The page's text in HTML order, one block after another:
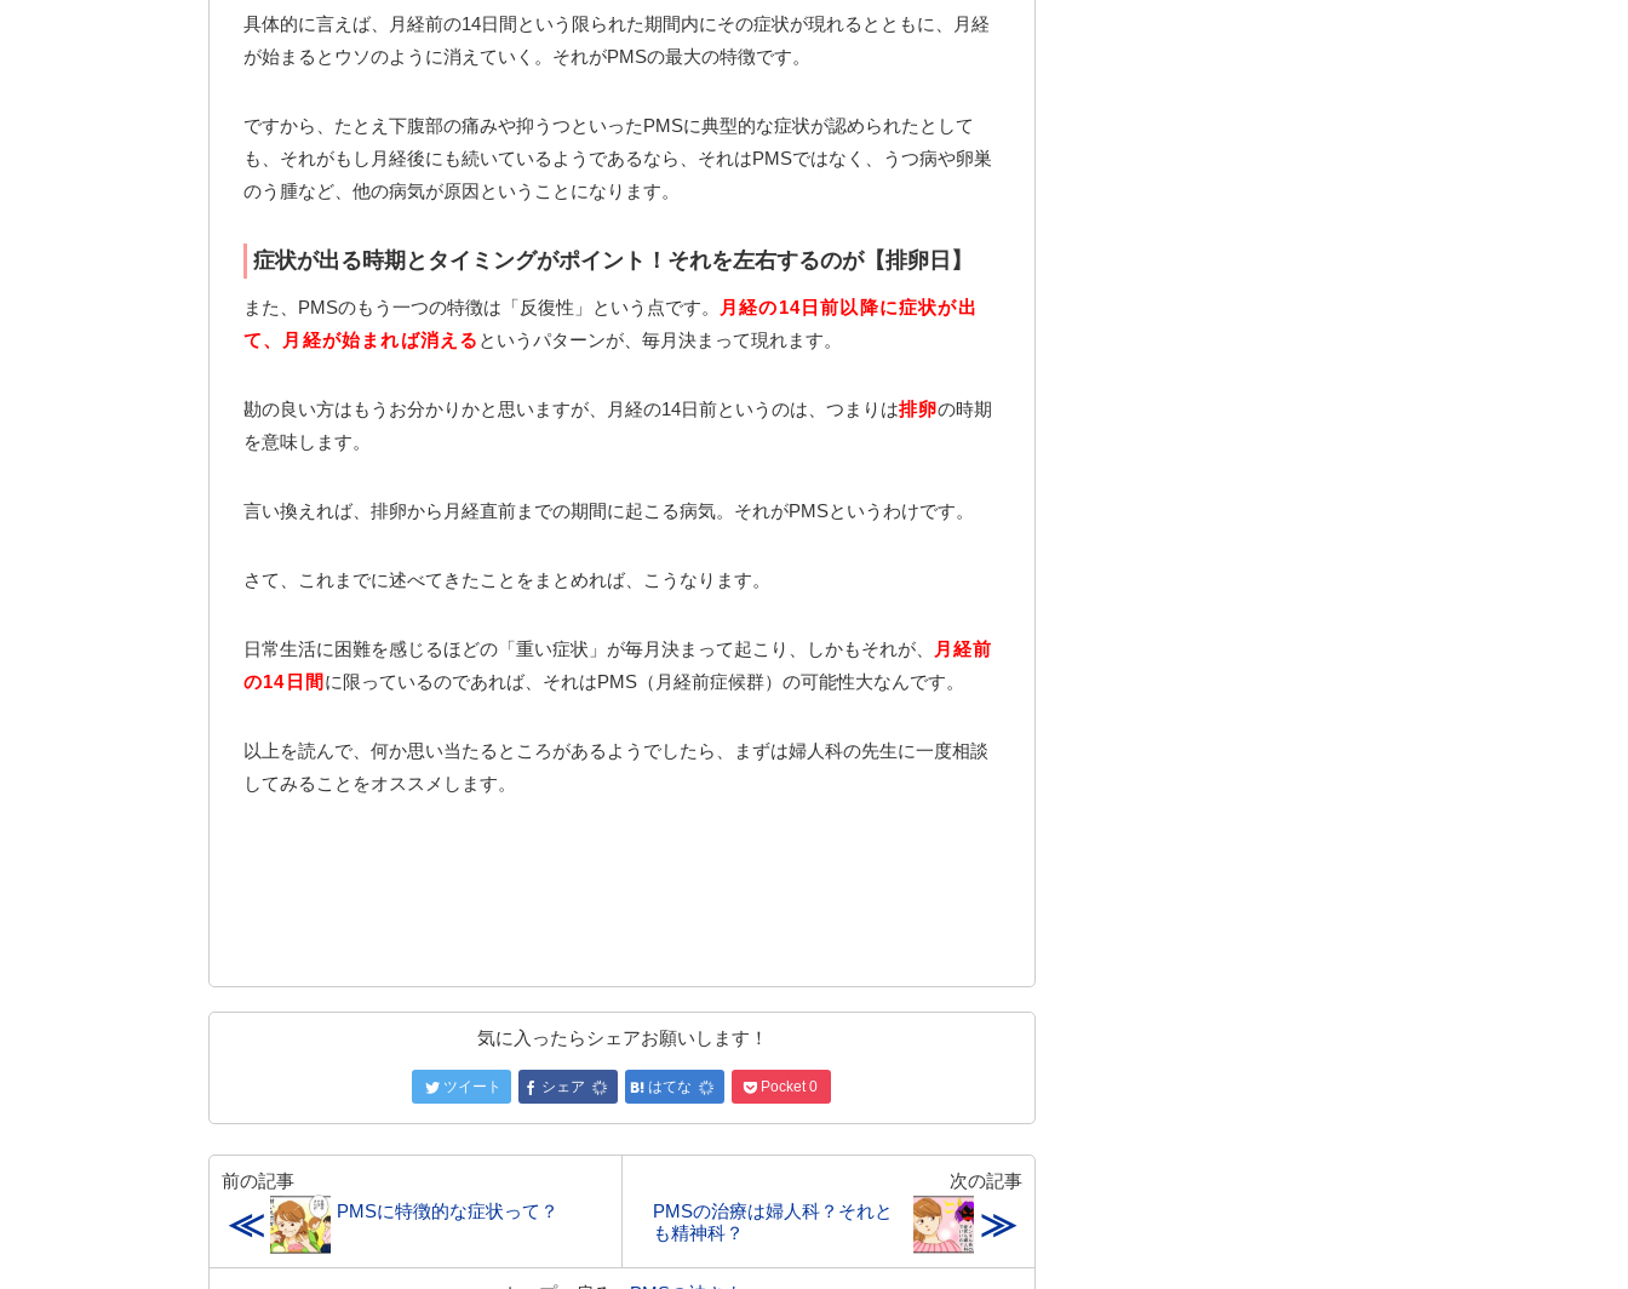
具体的に言えば、月経前の14日間という限られた期間内にその症状が現れるとともに、月経
が始まるとウソのように消えていく。それがPMSの最大の特徴です。
ですから、たとえ下腹部の痛みや抑うつといったPMSに典型的な症状が認められたとして
も、それがもし月経後にも続いているようであるなら、それはPMSではなく、うつ病や卵巣
のう腫など、他の病気が原因ということになります。
症状が出る時期とタイミングがポイント！それを左右するのが【排卵日】
また、PMSのもう一つの特徴は「反復性」という点です。
月経の14日前以降に症状が出
て、月経が始まれば消える というパターンが、毎月決まって現れます。
勘の良い方はもうお分かりかと思いますが、月経の14日前というのは、つまりは排卵の時期
を意味します。
言い換えれば、排卵から月経直前までの期間に起こる病気。それがPMSというわけです。
さて、これまでに述べてきたことをまとめれば、こうなります。
日常生活に困難を感じるほどの「重い症状」が毎月決まって起こり、しかもそれが、
月経前
の14日間 に限っているのであれば、それはPMS（月経前症候群）の可能性大なんです。
以上を読んで、何か思い当たるところがあるようでしたら、まずは婦人科の先生に一度相談
してみることをオススメします。
気に入ったらシェアお願いします！
ツイート シェア はてな Pocket 0
前の記事
≪ PMSに特徴的な症状って？
次の記事
PMSの治療は婦人科？それと
も精神科？
≫